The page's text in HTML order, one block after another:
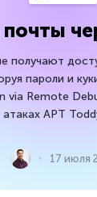
получают
пароли и
via Remote
атаках APT
17 июля